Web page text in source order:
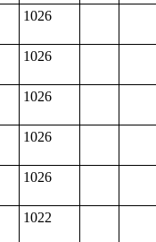
1026
1026
1026
1026
1026
1022